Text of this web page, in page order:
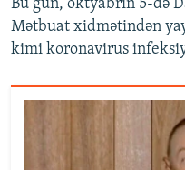
Bu gün, oktyabrın 5-də
Mətbuat xidmətindən
kimi koronavirus